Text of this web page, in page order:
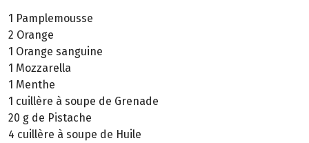
1 Pamplemousse
2 Orange
1 Orange sanguine
1 Mozzarella
1 Menthe
1 cuillère à soupe de Grenade
20 g de Pistache
4 cuillère à soupe de Huile